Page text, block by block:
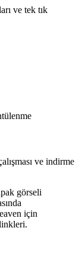
ve tek tık
ve indirme
için